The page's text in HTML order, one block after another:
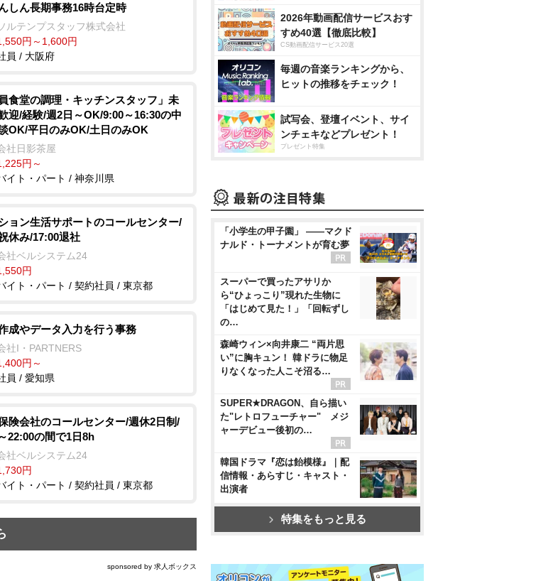
しん長期事務16時台定時
ルテンプスタッフ株式会社
円～1,600円
員 / 大阪府
員食堂の調理・キッチンスタッフ」未
迎/経験/週2日～OK/9:00～16:30の中
OK/平日のみOK/土日のみOK
社日影茶屋
円～
イト・パート / 神奈川県
ョン生活サポートのコールセンター/
休み/17:00退社
社ベルシステム24
円
イト・パート / 契約社員 / 東京都
成やデータ入力を行う事務
社I・PARTNERS
円～
員 / 愛知県
険会社のコールセンター/週休2日制/
22:00の間で1日8h
社ベルシステム24
円
イト・パート / 契約社員 / 東京都
sponsored by 求人ボックス
2026年動画配信サービスおす
すめ40選【徹底比較】
CS動画配信サービス20選
毎週の音楽ランキングから、
ヒットの推移をチェック！
試写会、登壇イベント、サイ
ンチェキなどプレゼント！
プレゼント特集
「小学生の甲子園」 ――マクド
ナルド・トーナメントが育む夢
スーパーで買ったアサリか
ら“ひょっこり”現れた生物に
「はじめて見た！」「回転ずし
の…
森崎ウィン×向井康二 “両片思
い”に胸キュン！ 韓ドラに物足
りなくなった人こそ沼る…
SUPER★DRAGON、自ら描い
た"レトロフューチャー" メジ
ャーデビュー後初の…
韓国ドラマ『恋は飴模様』｜配
信情報・あらすじ・キャスト・
出演者
特集をもっと見る